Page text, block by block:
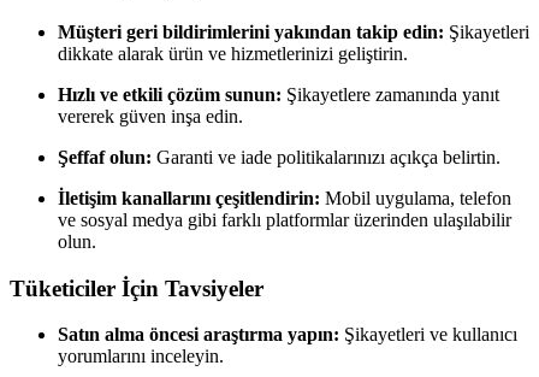
Müşteri geri bildirimlerini yakından takip edin: Şikayetleri
dikkate alarak ürün ve hizmetlerinizi geliştirin.
Hızlı ve etkili çözüm sunun: Şikayetlere zamanında yanıt
vererek güven inşa edin.
Şeffaf olun: Garanti ve iade politikalarınızı açıkça belirtin.
İletişim kanallarını çeşitlendirin: Mobil uygulama, telefon
ve sosyal medya gibi farklı platformlar üzerinden ulaşılabilir
olun.
Tüketiciler İçin Tavsiyeler
Satın alma öncesi araştırma yapın: Şikayetleri ve kullanıcı
yorumlarını inceleyin.